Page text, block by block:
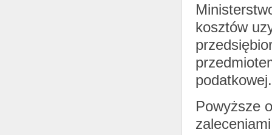
kosztów
podatkowej.
Powyższe